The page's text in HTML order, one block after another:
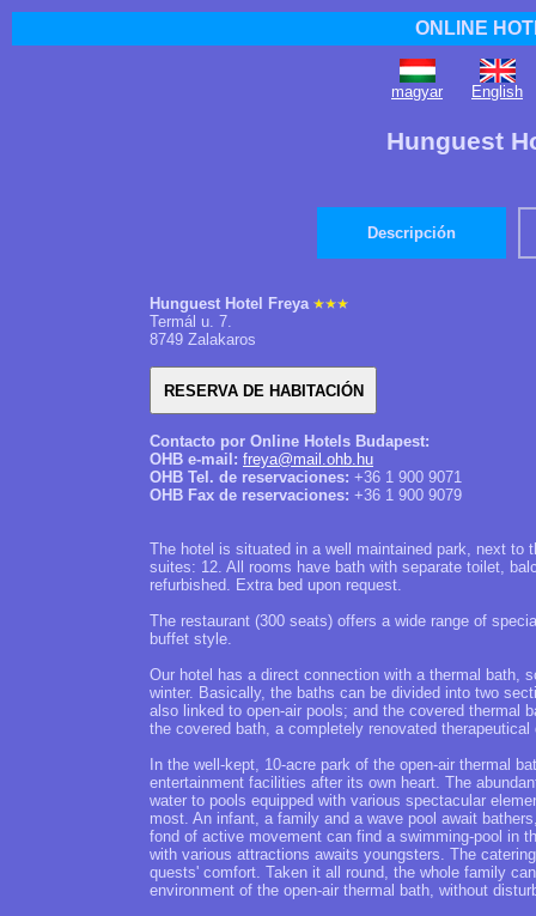
ONLINE
magyar English
Hunguest
Descripción
Hunguest Hotel Freya
Termál u. 7.
8749 Zalakaros
Contacto por Online Hotels Budapest:
OHB e-mail: freya@mail.ohb.hu
OHB Tel. de reservaciones: +36 1 900 9071
OHB Fax de reservaciones: +36 1 900 9079
The hotel is situated in a well maintained park, next to
suites: 12. All rooms have bath with separate toilet,
refurbished. Extra bed upon request.
The restaurant (300 seats) offers a wide range of
buffet style.
Our hotel has a direct connection with a thermal bath,
winter. Basically, the baths can be divided into two
also linked to open-air pools; and the covered thermal
the covered bath, a completely renovated
In the well-kept, 10-acre park of the open-air thermal
entertainment facilities after its own heart. The
water to pools equipped with various spectacular
most. An infant, a family and a wave pool await
fond of active movement can find a swimming-pool in
with various attractions awaits youngsters. The
quests' comfort. Taken it all round, the whole family
environment of the open-air thermal bath, without